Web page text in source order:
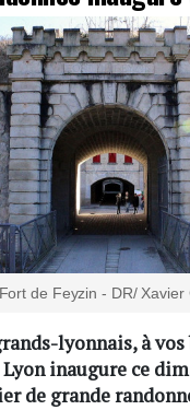
Fort de Feyzin - DR/ Xavier
lyonnais, à vos
inaugure ce
de grande